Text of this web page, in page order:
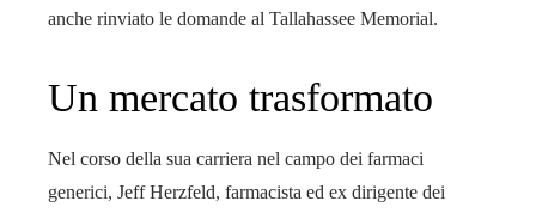
anche rinviato le domande al Tallahassee Memorial.
Un mercato trasformato
Nel corso della sua carriera nel campo dei farmaci
generici, Jeff Herzfeld, farmacista ed ex dirigente dei